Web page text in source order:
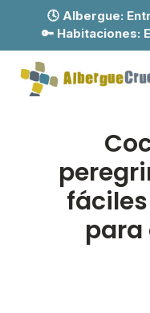
🕓 Albergue:
🔑 Habitaciones:
para